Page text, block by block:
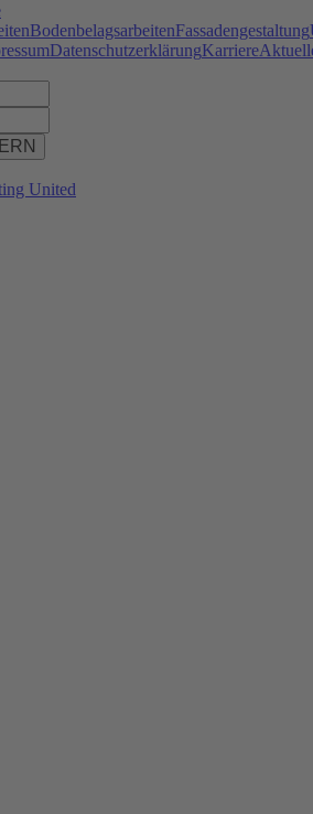
BodenbelagsarbeitenFassadengestaltung
DatenschutzerklärungKarriere
United